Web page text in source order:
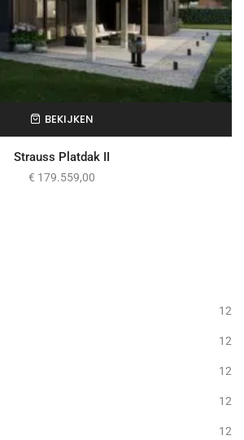
BEKIJKEN
Strauss Platdak II
€ 179.559,00
12
12
12
12
12